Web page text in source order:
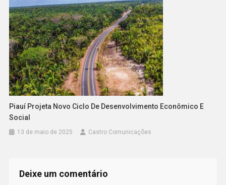
Piauí Projeta Novo Ciclo De Desenvolvimento Econômico E
Social
13 de maio de 2025 Castro Comunicações
Deixe um comentário